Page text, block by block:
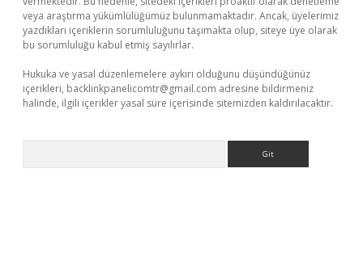
veya araştırma yükümlülüğümüz bulunmamaktadır. Ancak, üyelerimiz
yazdıkları içeriklerin sorumluluğunu taşımakta olup, siteye üye olarak
bu sorumluluğu kabul etmiş sayılırlar.
Hukuka ve yasal düzenlemelere aykırı olduğunu düşündüğünüz
içerikleri, backlinkpanelicomtr@gmail.com adresine bildirmeniz
halinde, ilgili içerikler yasal süre içerisinde sitemizden kaldırılacaktır.